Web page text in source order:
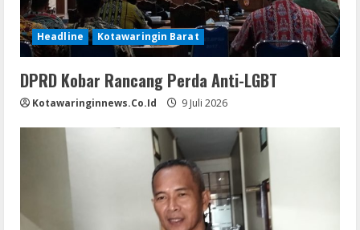
Headline Kotawaringin Barat
DPRD Kobar Rancang Perda Anti-LGBT
Kotawaringinnews.co.id 9 Juli 2026